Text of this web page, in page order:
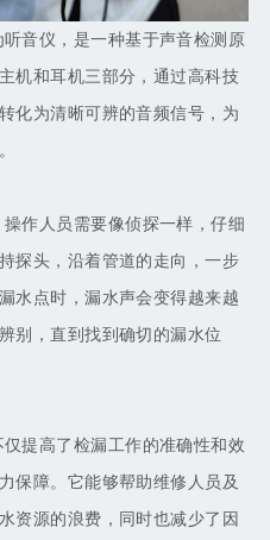
听音仪，是一种基于声音检测原
机和耳机三部分，通过高科技
化为清晰可辨的音频信号，为
人员需要像侦探一样，仔细
探头，沿着管道的走向，一步
水点时，漏水声会变得越来越
别，直到找到确切的漏水位
提高了检漏工作的准确性和效
保障。它能够帮助维修人员及
资源的浪费，同时也减少了因